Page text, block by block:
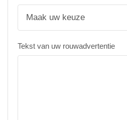
Tekst van uw rouwadvertentie